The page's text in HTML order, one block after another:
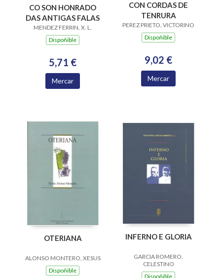
CO SON HONRADO
DAS ANTIGAS FALAS
MENDEZ FERRIN, X. L.
Dispoñible
5,71 €
Mercar
CON CORDAS DE
TENRURA
PEREZ PRIETO, VICTORINO
Dispoñible
9,02 €
Mercar
OTERIANA
ALONSO MONTERO, XESUS
Dispoñible
INFERNO E GLORIA
GARCIA ROMERO,
CELESTINO
Dispoñible